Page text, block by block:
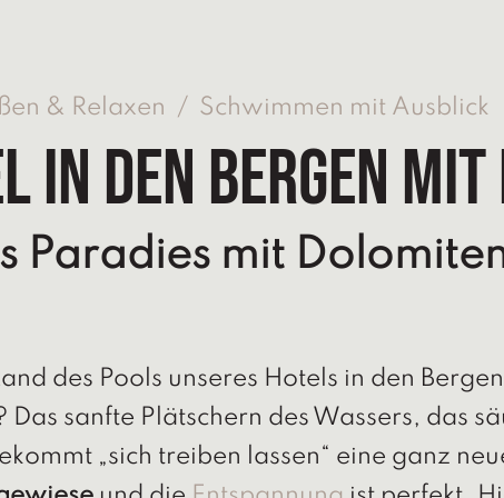
& Relaxen / Schwimmen mit Ausblick
in den Bergen
Paradies mit
des Pools unseres Hotels in den
sanfte Plätschern des Wassers, das
„sich treiben lassen“ eine ganz